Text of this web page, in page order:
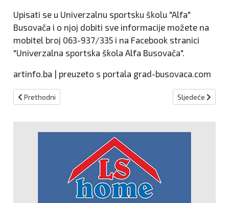
Upisati se u Univerzalnu sportsku školu "Alfa"
Busovača i o njoj dobiti sve informacije možete na
mobitel broj 063-937/335 i na Facebook stranici
"Univerzalna sportska škola Alfa Busovača".
artinfo.ba | preuzeto s portala grad-busovaca.com
Prethodni članak: NK Kiseljak izgubio u Busovači, domaćini
Prethodni Sljedeći
Sljedeće